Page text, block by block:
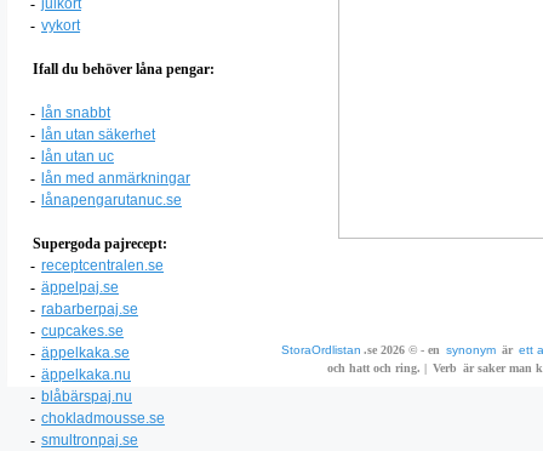
- julkort
- vykort
Ifall du behöver låna pengar:
- lån snabbt
- lån utan säkerhet
- lån utan uc
- lån med anmärkningar
- lånapengarutanuc.se
Supergoda pajrecept:
- receptcentralen.se
- äppelpaj.se
- rabarberpaj.se
- cupcakes.se
- äppelkaka.se
- äppelkaka.nu
- blåbärspaj.nu
- chokladmousse.se
- smultronpaj.se
StoraOrdlistan .se 2026 © - en synonym är ett
och hatt och ring. | Verb är saker man